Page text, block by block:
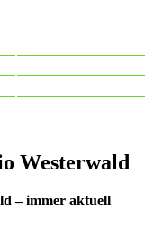
Westerwald
– immer aktuell